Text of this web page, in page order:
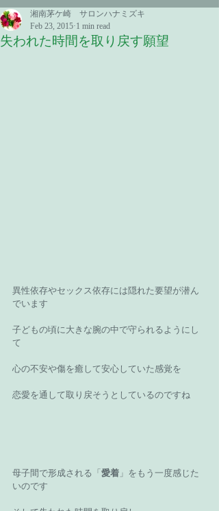
失われた時間を取り戻す願望
湘南茅ケ崎 サロンハナミズキ
Feb 23, 2015 1 min read
異性依存やセックス依存には隠れた要望が潜ん
でいます
子どもの頃に大きな腕の中で守られるようにし
て
心の不安や傷を癒して安心していた感覚を
恋愛を通して取り戻そうとしているのですね
母子間で形成される「 愛着 」をもう一度感じた
いのです